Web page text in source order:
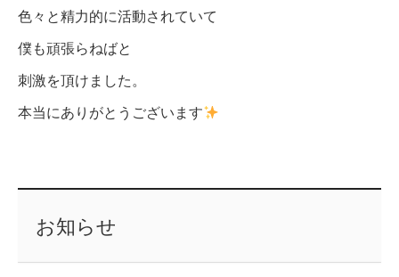
色々と精力的に活動されていて
僕も頑張らねばと
刺激を頂けました。
本当にありがとうございます
お知らせ